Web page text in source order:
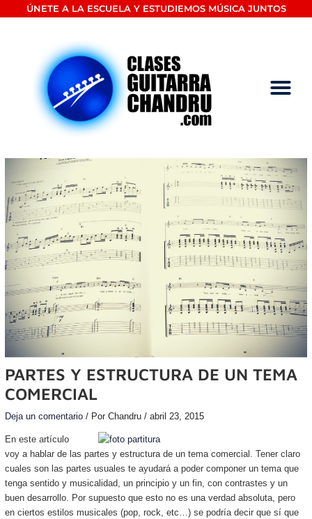
ÚNETE A LA ESCUELA Y ESTUDIEMOS MÚSICA JUNTOS
PARTES Y ESTRUCTURA DE UN TEMA
COMERCIAL
Deja un comentario / Por Chandru / abril 23, 2015
En este artículo
voy a hablar de las partes y estructura de un tema comercial. Tener claro
cuales son las partes usuales te ayudará a poder componer un tema que
tenga sentido y musicalidad, un principio y un fin, con contrastes y un
buen desarrollo. Por supuesto que esto no es una verdad absoluta, pero
en ciertos estilos musicales (pop, rock, etc…) se podría decir que sí que